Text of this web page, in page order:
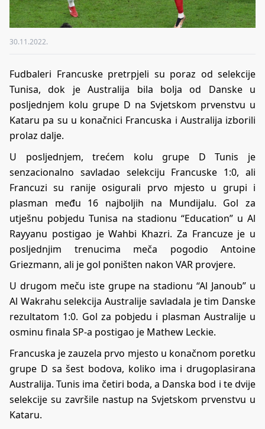
30.11.2022.
Fudbaleri Francuske pretrpjeli su poraz od selekcije
Tunisa, dok je Australija bila bolja od Danske u
posljednjem kolu grupe D na Svjetskom prvenstvu u
Kataru pa su u konačnici Francuska i Australija izborili
prolaz dalje.
U posljednjem, trećem kolu grupe D Tunis je
senzacionalno savladao selekciju Francuske 1:0, ali
Francuzi su ranije osigurali prvo mjesto u grupi i
plasman među 16 najboljih na Mundijalu. Gol za
utješnu pobjedu Tunisa na stadionu “Education” u Al
Rayyanu postigao je Wahbi Khazri. Za Francuze je u
posljednjim trenucima meča pogodio Antoine
Griezmann, ali je gol poništen nakon VAR provjere.
U drugom meču iste grupe na stadionu “Al Janoub” u
Al Wakrahu selekcija Australije savladala je tim Danske
rezultatom 1:0. Gol za pobjedu i plasman Australije u
osminu finala SP-a postigao je Mathew Leckie.
Francuska je zauzela prvo mjesto u konačnom poretku
grupe D sa šest bodova, koliko ima i drugoplasirana
Australija. Tunis ima četiri boda, a Danska bod i te dvije
selekcije su završile nastup na Svjetskom prvenstvu u
Kataru.